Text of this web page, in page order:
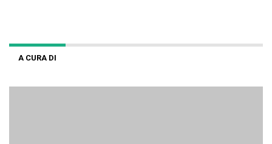
A CURA DI